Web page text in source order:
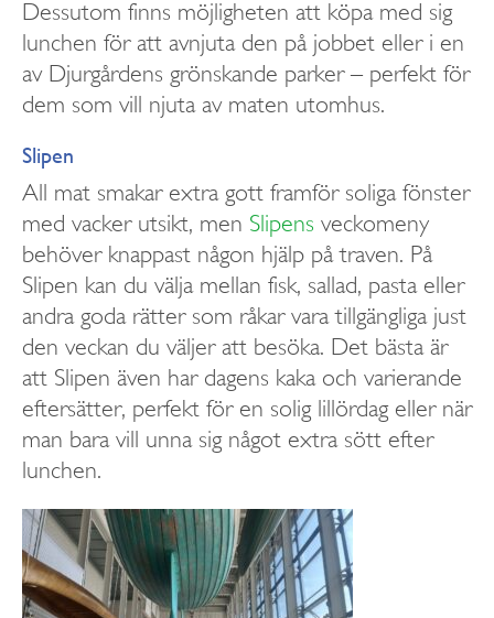
Dessutom finns möjligheten att köpa med sig
lunchen för att avnjuta den på jobbet eller i en
av Djurgårdens grönskande parker – perfekt för
dem som vill njuta av maten utomhus.
Slipen
All mat smakar extra gott framför soliga fönster
med vacker utsikt, men Slipens veckomeny
behöver knappast någon hjälp på traven. På
Slipen kan du välja mellan fisk, sallad, pasta eller
andra goda rätter som råkar vara tillgängliga just
den veckan du väljer att besöka. Det bästa är
att Slipen även har dagens kaka och varierande
eftersätter, perfekt för en solig lillördag eller när
man bara vill unna sig något extra sött efter
lunchen.